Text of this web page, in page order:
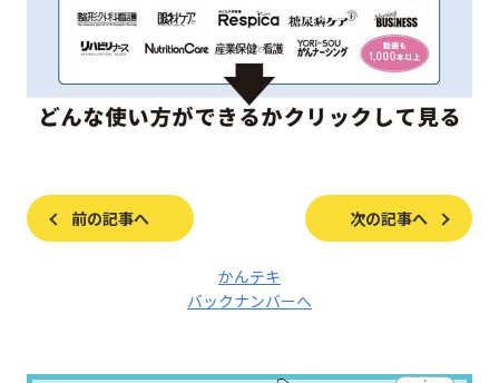
前の記事へ 次の記事へ
かんテキ
バックナンバーへ